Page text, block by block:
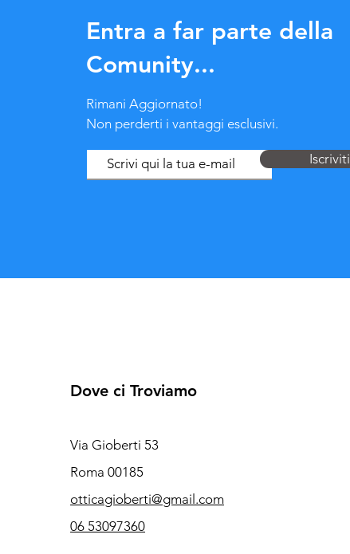
Entra a far parte della
Comunity...
Rimani Aggiornato!
Non perderti i vantaggi esclusivi.
Iscriviti
Dove ci Troviamo
Via Gioberti 53
Roma 00185
otticagioberti@gmail.com
06 53097360